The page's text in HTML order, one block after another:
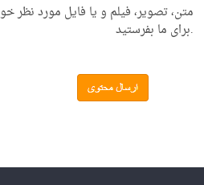
متن، تصویر، فیلم و یا فایل مورد نظر
.برای ما بفرستید